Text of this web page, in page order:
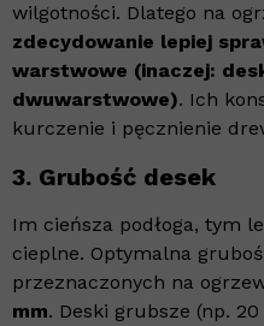
wilgotności. Dlatego na
zdecydowanie lepiej
warstwowe (inaczej:
dwuwarstwowe). Ich
kurczenie i pęcznienie
3. Grubość desek
Im cieńsza podłoga, tym
cieplne. Optymalna
przeznaczonych na
mm. Deski grubsze (np.